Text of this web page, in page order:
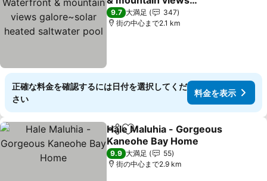
galore~solar heated
saltwater pool
料金を表示
9.7 大満足
347
街の中心まで2.1 km
正確な料金を確認するには日付を選択してくだ
さい
料金を表示
シェアお気に入りに追加
Hale Maluhia - Gorgeous
Kaneohe Bay Home
料金を表示
9.9 大満足
55
街の中心まで2.9 km